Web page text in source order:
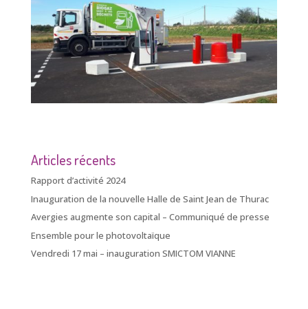
Articles récents
Rapport d’activité 2024
Inauguration de la nouvelle Halle de Saint Jean de Thurac
Avergies augmente son capital – Communiqué de presse
Ensemble pour le photovoltaïque
Vendredi 17 mai – inauguration SMICTOM VIANNE